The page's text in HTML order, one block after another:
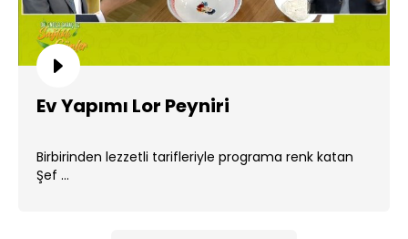
Ev Yapımı Lor Peyniri
Birbirinden lezzetli tarifleriyle programa renk katan
Şef ...